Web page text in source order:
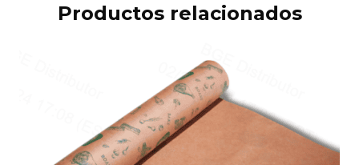
Productos relacionados